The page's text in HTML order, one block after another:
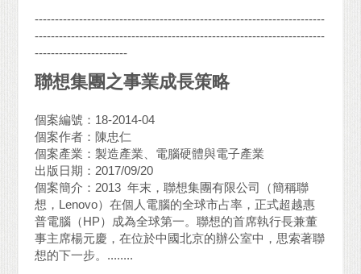
------------------------------------------------------------------------
------------------------------------------------------------------------
-----------------------
聯想集團之事業成長策略
個案編號：18-2014-04
個案作者：陳忠仁
個案產業：製造產業、電腦硬體與電子產業
出版日期：2017/09/20
個案簡介：2013 年末，聯想集團有限公司（簡稱聯
想，Lenovo）在個人電腦的全球市占率，正式超越惠
普電腦（HP）成為全球第一。聯想的首席執行長兼董
事主席楊元慶，在位於中國北京的辦公室中，思索著聯
想的下一步。........